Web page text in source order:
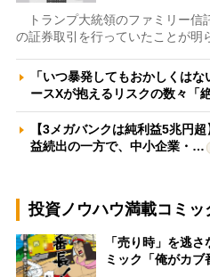
トランプ大統領のファミリー信
の証券取引を行っていたことが明
「いつ暴発してもおかしくは
ースXが抱えるリスクの数々「
【3メガバンクは純利益5兆円
益続出の一方で、中小企業・…
投資ノウハウ満載コミッ
「売り時」を逃
ミック「俺がカブ